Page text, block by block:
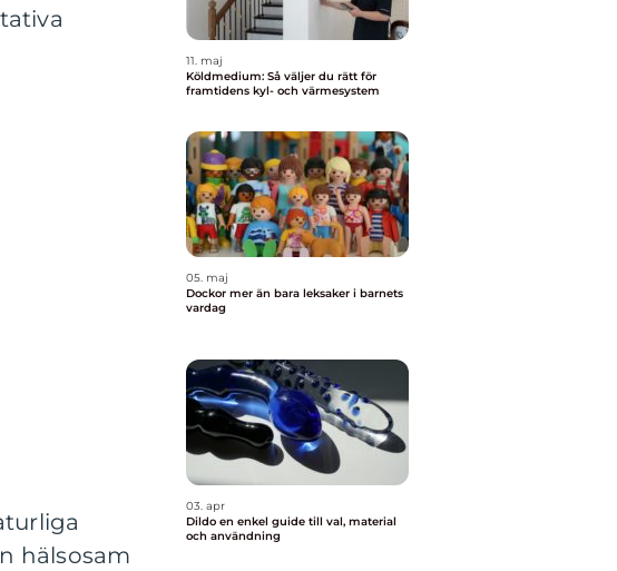
hälsosam
11. maj
Köldmedium: Så väljer du rätt för
framtidens kyl- och värmesystem
05. maj
Dockor mer än bara leksaker i barnets
vardag
03. apr
Dildo en enkel guide till val, material
och användning